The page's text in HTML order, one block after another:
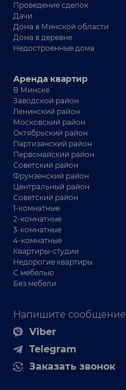
Проведение сделок
Дачи
Дома в Минской области
Дома в деревне
Недостроенные дома
Напишите сообщение
Viber
Telegram
Заказать звонок
Аренда квартир
В Минске
Заводской район
Ленинский район
Московский район
Октябрьский район
Партизанский район
Первомайский район
Советский район
Фрунзенский район
Центральный район
Советский район
1-комнатные
2-комнатные
3-комнатные
4-комнатные
Квартиры-студии
Недорогие квартиры
С мебелью
Без мебели